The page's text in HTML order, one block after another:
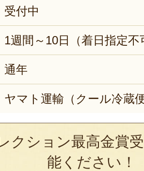
受付中
1週間～10日（着日指定不
通年
ヤマト運輸（クール冷蔵
クション最高金賞
能ください！